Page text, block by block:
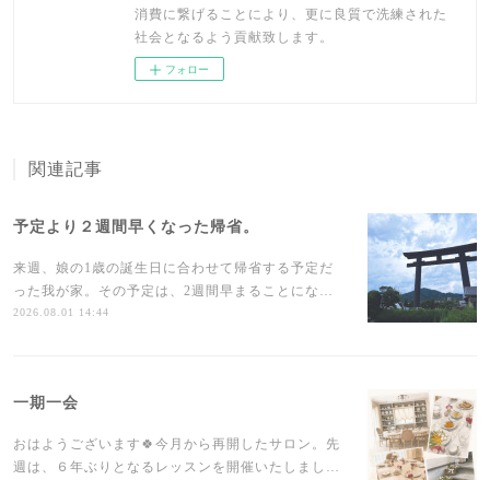
消費に繋げることにより、更に良質で洗練された
社会となるよう貢献致します。
フォロー
関連記事
予定より２週間早くなった帰省。
来週、娘の1歳の誕生日に合わせて帰省する予定だ
った我が家。その予定は、2週間早まることにな…
2026.08.01 14:44
一期一会
おはようございます🍀今月から再開したサロン。先
週は、６年ぶりとなるレッスンを開催いたしまし…